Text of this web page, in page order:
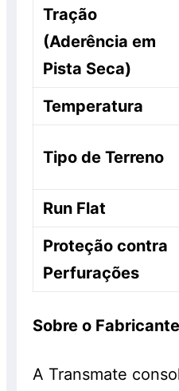
Tração
(Aderência em
Pista Seca)
Temperatura
Tipo de Terreno
Run Flat
Proteção contra
Perfurações
Sobre o
A Transmate